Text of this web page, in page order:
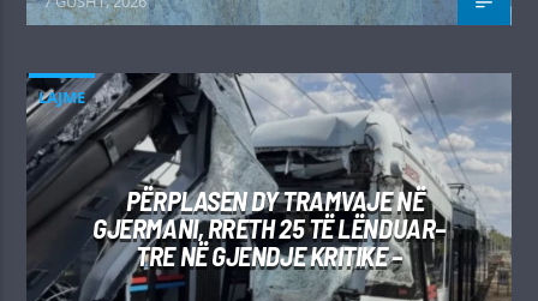
LAJME
PËRPLASEN DY TRAMVAJE NË
GJERMANI, RRETH 25 TË LËNDUAR–
TRE NË GJENDJE KRITIKE –